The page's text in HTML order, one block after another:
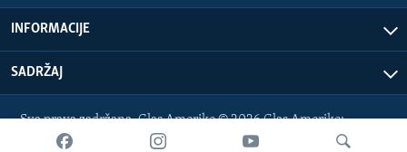
INFORMACIJE
SADRŽAJ
Sva prava zadržana. Glas Amerike © 2026 Glas Amerike:
bosnian-service@voanews.com